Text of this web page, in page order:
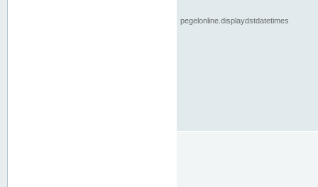
pegelonline.displaydstdatetimes